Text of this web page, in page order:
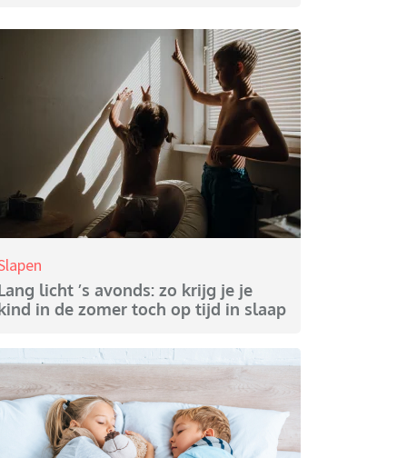
licht ’s avonds: zo krijg je je
in de zomer toch op tijd in slaap